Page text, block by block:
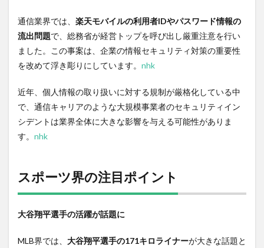
通信業界では、 楽天モバイルの利用者IDやパスワード情報の
流出問題で、総務省が経営トップを呼び出し厳重注意を行い
ました。この事案は、企業の情報セキュリティ対策の重要性
を改めて浮き彫りにしています。 nhk
近年、個人情報の取り扱いに対する規制が厳格化している中
で、通信キャリアのような大規模事業者のセキュリティイン
シデントは業界全体に大きな影響を与える可能性がありま
す。 nhk
スポーツ界の注目ポイント
大谷翔平選手の活躍が話題に
MLB界では、 大谷翔平選手の171キロライナーが大きな話題と